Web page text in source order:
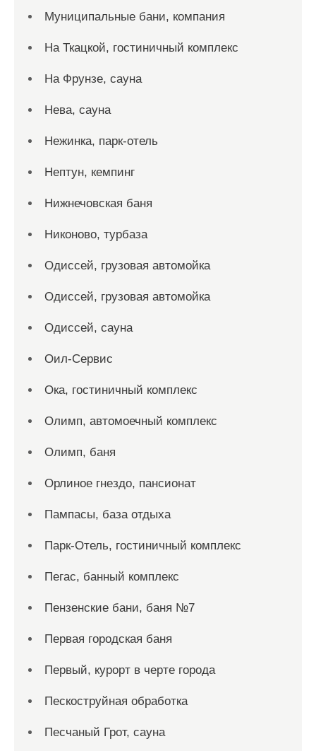
Муниципальные бани, компания
На Ткацкой, гостиничный комплекс
На Фрунзе, сауна
Нева, сауна
Нежинка, парк-отель
Нептун, кемпинг
Нижнечовская баня
Никоново, турбаза
Одиссей, грузовая автомойка
Одиссей, грузовая автомойка
Одиссей, сауна
Оил-Сервис
Ока, гостиничный комплекс
Олимп, автомоечный комплекс
Олимп, баня
Орлиное гнездо, пансионат
Пампасы, база отдыха
Парк-Отель, гостиничный комплекс
Пегас, банный комплекс
Пензенские бани, баня №7
Первая городская баня
Первый, курорт в черте города
Пескоструйная обработка
Песчаный Грот, сауна